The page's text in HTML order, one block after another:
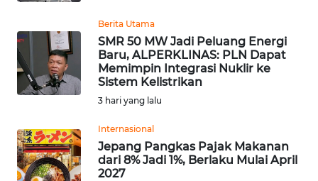
Berita Utama
SMR 50 MW Jadi Peluang Energi
Baru, ALPERKLINAS: PLN Dapat
Memimpin Integrasi Nuklir ke
Sistem Kelistrikan
3 hari yang lalu
Internasional
Jepang Pangkas Pajak Makanan
dari 8% Jadi 1%, Berlaku Mulai April
2027
KEPULAUAN
SERIBU
WN
WN
BINJAI